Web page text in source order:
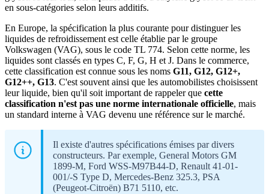
en sous-catégories selon leurs additifs.
En Europe, la spécification la plus courante pour distinguer les
liquides de refroidissement est celle établie par le groupe
Volkswagen (VAG), sous le code TL 774. Selon cette norme, les
liquides sont classés en types C, F, G, H et J. Dans le commerce,
cette classification est connue sous les noms G11, G12, G12+,
G12++, G13. C'est souvent ainsi que les automobilistes choisissent
leur liquide, bien qu'il soit important de rappeler que cette
classification n'est pas une norme internationale officielle, mais
un standard interne à VAG devenu une référence sur le marché.
Il existe d'autres spécifications émises par divers
constructeurs. Par exemple, General Motors GM
1899-M, Ford WSS-M97B44-D, Renault 41-01-
001/-S Type D, Mercedes-Benz 325.3, PSA
(Peugeot-Citroën) B71 5110, etc.